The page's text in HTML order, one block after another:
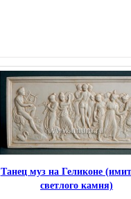
Танец муз на Геликоне
светлого камня)